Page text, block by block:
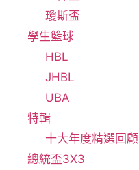
瓊斯盃
學生籃球
HBL
JHBL
UBA
特輯
十大年度精選回顧
總統盃3X3